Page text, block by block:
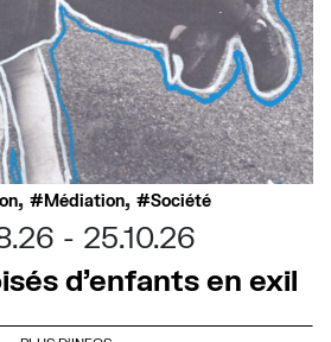
, Médiation, Société
25.10.26
d’enfants en exil